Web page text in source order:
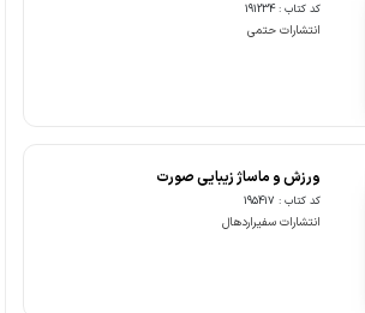
کد کتاب : 191234
انتشارات حتمی
ورزش و ماساژ زیبایی صورت
کد کتاب : 195417
انتشارات سفیراردهال